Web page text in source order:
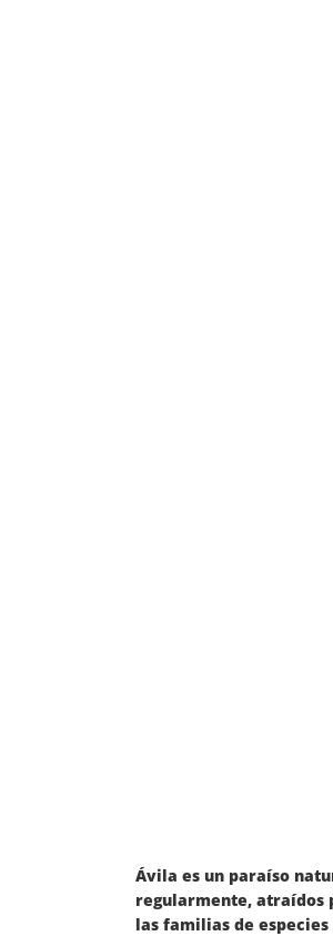
Ávila es un paraíso
regularmente, atraídos
las familias de